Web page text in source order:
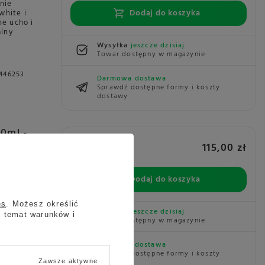
i
ucho i
Dodaj do koszyka
Wysyłkajeszcze dzisiaj
Towar dostępny w magazynie
Darmowa dostawa
Sprawdź dostępne formy i koszty
dostawy
-
na
115,00 zł
Dodaj do koszyka
jeszcze dzisiaj
Towar dostępny w magazynie
Darmowa dostawa
Sprawdź dostępne formy i koszty
. Możesz określić
warunków i
Zawsze aktywne